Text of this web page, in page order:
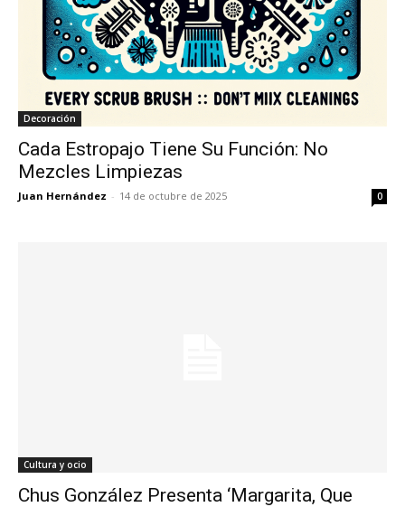
Decoración
Cada Estropajo Tiene Su Función: No
Mezcles Limpiezas
Juan Hernández - 14 de octubre de 2025 0
Cultura y ocio
Chus González Presenta ‘Margarita, Que